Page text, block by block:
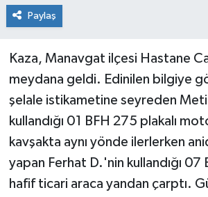
Paylaş
Kaza, Manavgat ilçesi Hastane
meydana geldi. Edinilen bilgiye
şelale istikametine seyreden
kullandığı 01 BFH 275 plakalı
kavşakta aynı yönde ilerlerken
yapan Ferhat D.'nin kullandığı 07
hafif ticari araca yandan çarptı.